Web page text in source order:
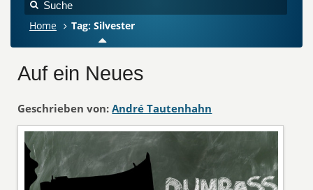
Home Tag: Silvester
Auf ein Neues
Geschrieben von: André Tautenhahn